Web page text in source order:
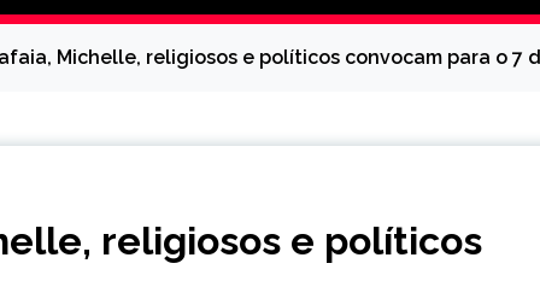
Michelle, religiosos e políticos convocam para o 7
religiosos e políticos